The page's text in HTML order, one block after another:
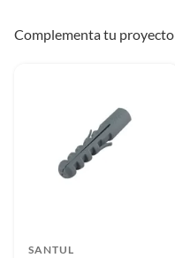
Complementa tu proyecto
SANTUL